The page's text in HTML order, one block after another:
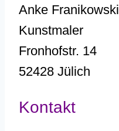
Anke Franikowski
Kunstmaler
Fronhofstr. 14
52428 Jülich
Kontakt